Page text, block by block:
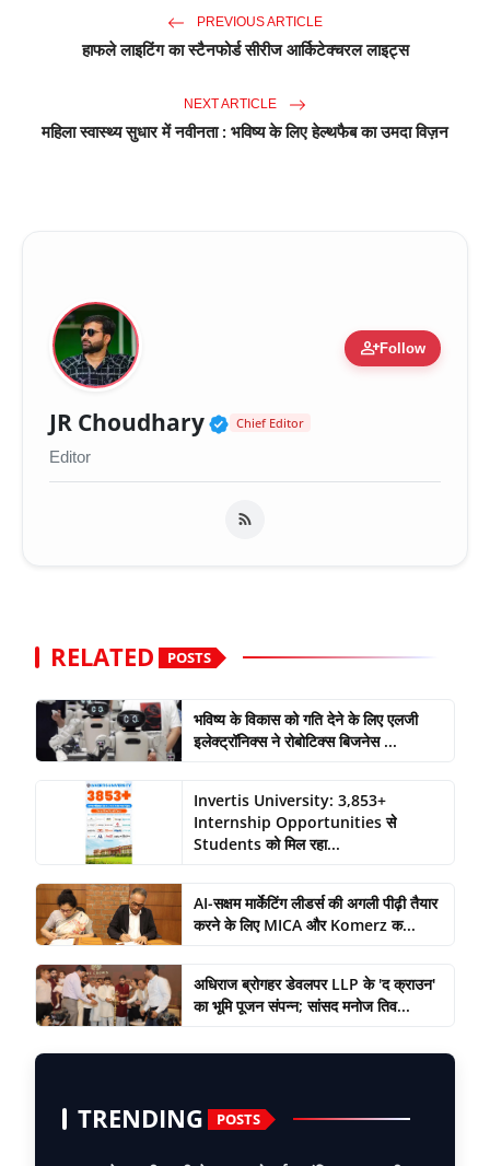
PREVIOUS ARTICLE
हाफले लाइटिंग का स्टैनफोर्ड सीरीज आर्किटेक्चरल लाइट्स
NEXT ARTICLE
महिला स्वास्थ्य सुधार में नवीनता : भविष्य के लिए हेल्थफैब का उमदा विज़न
person_addFollow
JR Choudhary Verified Public Figure
Chief Editor
Editor
RELATED POSTS
भविष्य के विकास को गति देने के लिए एलजी
इलेक्ट्रॉनिक्स ने रोबोटिक्स बिजनेस ...
Invertis University: 3,853+
Internship Opportunities से
Students को मिल रहा...
AI-सक्षम मार्केटिंग लीडर्स की अगली पीढ़ी तैयार
करने के लिए MICA और Komerz क...
अधिराज ब्रोगहर डेवलपर LLP के 'द क्राउन'
का भूमि पूजन संपन्न; सांसद मनोज तिव...
TRENDING POSTS